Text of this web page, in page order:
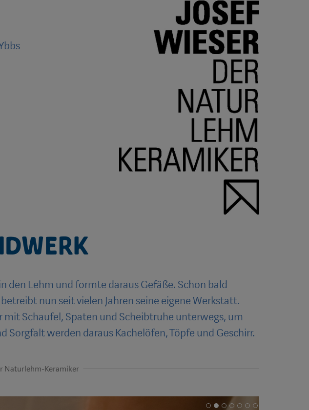
den Lehm und formte daraus Gefäße. Schon bald
nun seit vielen Jahren seine eigene Werkstatt.
Schaufel, Spaten und Scheibtruhe unterwegs, um
Sorgfalt werden daraus Kachelöfen, Töpfe und Geschirr.
Naturlehm-Keramiker